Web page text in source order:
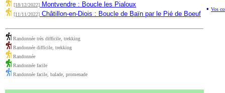
[18/12/2022] Montvendre : Boucle les Pialoux
[11/11/2022] Châtillon-en-Diois : Boucle de Baïn par le Pié de Boeuf
Randonnée très difficile, trekking
Randonnée difficile, trekking
Randonnée
Randonnée facile
Randonnée facile, balade, promenade
• Vos